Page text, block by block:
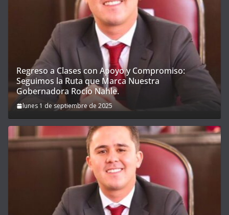
Regreso a Clases con Apoyo y Compromiso:
Seguimos la Ruta que Marca Nuestra
Gobernadora Rocío Nahle.
lunes 1 de septiembre de 2025